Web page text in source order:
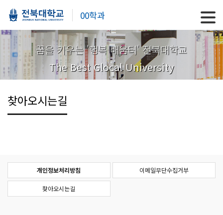
00학과
꿈을 키우는 '행복 배움터' 전북대학교
The Best Glocal University
찾아오시는길
개인정보처리방침 이메일무단수집거부
찾아오시는길